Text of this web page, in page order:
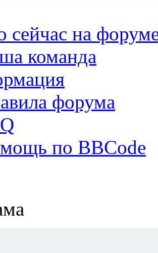
сейчас на
команда
форума
по BBCode